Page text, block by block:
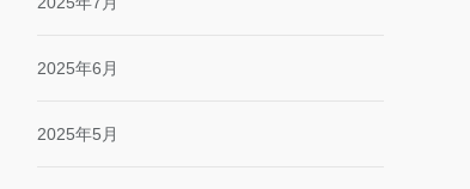
2025年6月
2025年5月